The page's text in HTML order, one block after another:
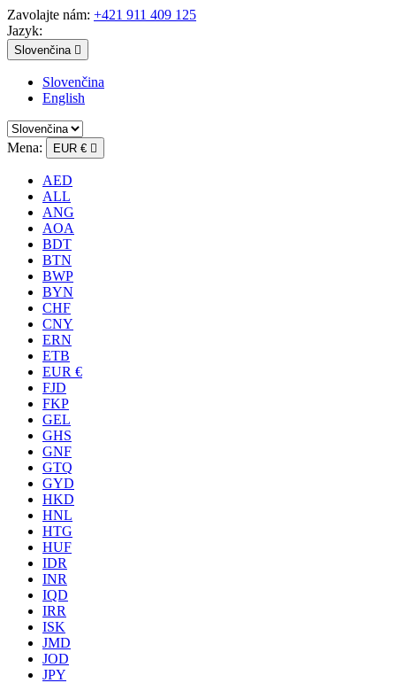
Zavolajte nám: +421 911 409 125
Jazyk:
Slovenčina 
Slovenčina
English
Mena: EUR € 
AED
ALL
ANG
AOA
BDT
BTN
BWP
BYN
CHF
CNY
ERN
ETB
EUR €
FJD
FKP
GEL
GHS
GNF
GTQ
GYD
HKD
HNL
HTG
HUF
IDR
INR
IQD
IRR
ISK
JMD
JOD
JPY